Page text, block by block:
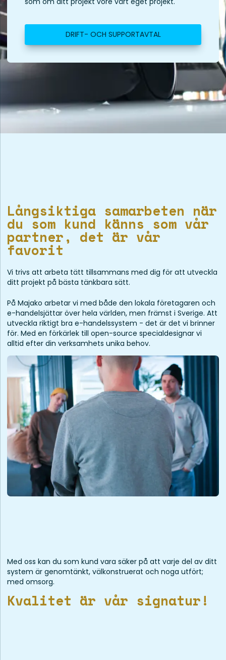
DRIFT- OCH SUPPORTAVTAL
Långsiktiga samarbeten när
du som kund känns som vår
partner, det är vår
favorit
Vi trivs att arbeta tätt tillsammans med dig för att utveckla
ditt projekt på bästa tänkbara sätt.
På Majako arbetar vi med både den lokala företagaren och
e-handelsjättar över hela världen, men främst i Sverige. Att
utveckla riktigt bra e-handelssystem - det är det vi brinner
för. Med en förkärlek till open-source specialdesignar vi
alltid efter din verksamhets unika behov.
Med oss kan du som kund vara säker på att varje del av ditt
system är genomtänkt, välkonstruerat och noga utfört;
med omsorg.
Kvalitet är vår signatur!